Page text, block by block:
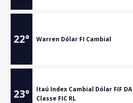
22° Warren Dólar FI Cambial
23°
Itaú Index Cambial Dólar FIF DA
Classe FIC RL